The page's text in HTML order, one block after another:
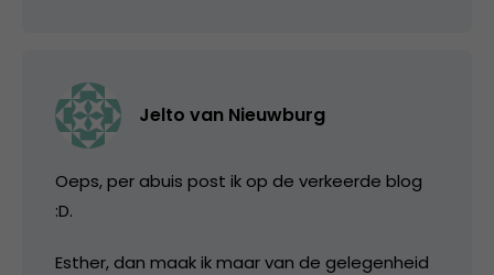
Jelto van Nieuwburg
Oeps, per abuis post ik op de verkeerde blog
:D.
Esther, dan maak ik maar van de gelegenheid